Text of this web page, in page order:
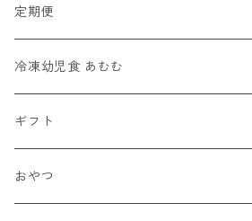
モグモグセット
ギフト
カミカミ期（９・１０・１１か月頃）
カミカミセット
おかゆセット
幼児食セット
手づかみ幼児食セット
定期便
定期便
モグモグ期（７・８か月頃）
カミカミ期（９・１０・１１か月頃）
幼児食
冷凍幼児食 あむむ
ギフト
ギフトカード
おやつ